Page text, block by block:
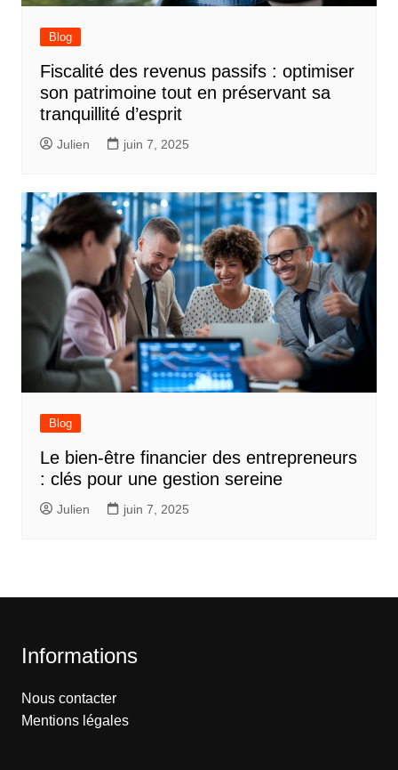
Blog
Fiscalité des revenus passifs : optimiser
son patrimoine tout en préservant sa
tranquillité d’esprit
Julien juin 7, 2025
Blog
Le bien-être financier des entrepreneurs
: clés pour une gestion sereine
Julien juin 7, 2025
Informations
Nous contacter
Mentions légales